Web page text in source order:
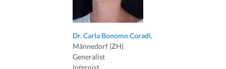
Dr. Carla Bonomo Coradi,
Männedorf (ZH)
Generalist
Internist